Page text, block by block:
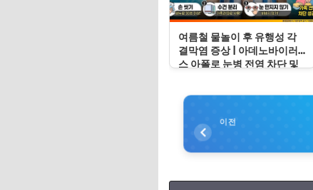
여름철 물놀이 후 유행성 각
결막염 증상 | 아데노바이러
스 아폴로 눈병 전염 차단 및
이전